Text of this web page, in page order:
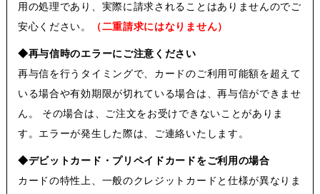
用の処理であり、実際に請求されることはありませんのでご
安心ください。
（二重請求にはなりません）
◆再与信時のエラーにご注意ください
再与信を行うタイミングで、カードのご利用可能額を超えて
いる場合や有効期限が切れている場合は、再与信ができませ
ん。 その場合は、ご注文をお受けできないことがありま
す。エラーが発生した際は、ご連絡いたします。
◆デビットカード・プリペイドカードをご利用の場合
カードの特性上、一般のクレジットカードと仕様が異なりま